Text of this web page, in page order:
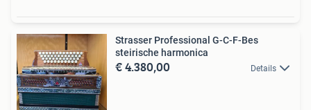
Strasser Professional G-C-F-Bes
steirische harmonica
€ 4.380,00 Details